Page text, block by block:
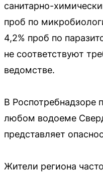
санитарно-
проб по
4,2% проб по
не соответствуют
ведомстве.
В Роспотребнадзоре
любом водоеме
представляет
Жители региона